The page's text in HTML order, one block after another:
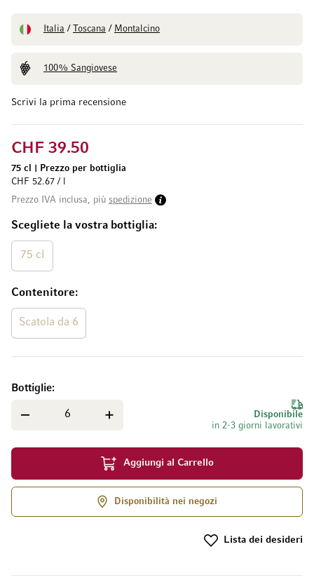
Scrivi la prima recensione
Italia / Toscana / Montalcino
100% Sangiovese
Scegliete la vostra bottiglia
75 cl
Contenitore
Scatola da 6
CHF 39.50
75 cl
Prezzo per bottiglia
CHF 52.67 / l
Prezzo IVA inclusa, più spedizione
Disponibile
in 2-3 giorni lavorativi
Bottiglie
Aggiungi al Carrello
Disponibilità nei negozi
Lista dei desideri